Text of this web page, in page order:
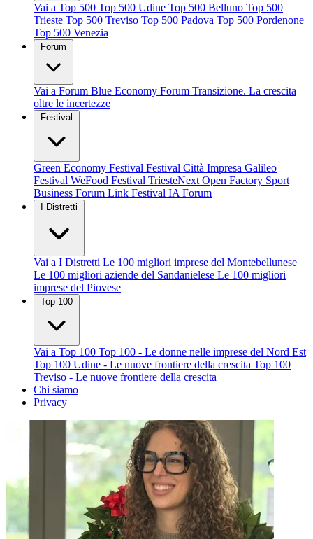
Vai a Top 500 Top 500 Udine Top 500 Belluno Top 500
Trieste Top 500 Treviso Top 500 Padova Top 500 Pordenone
Top 500 Venezia
Forum
Vai a Forum Blue Economy Forum Transizione. La crescita
oltre le incertezze
Festival
Green Economy Festival Festival Città Impresa Galileo
Festival WeFood Festival TriesteNext Open Factory Sport
Business Forum Link Festival IA Forum
I Distretti
Vai a I Distretti Le 100 migliori imprese del Montebellunese
Le 100 migliori aziende del Sandanielese Le 100 migliori
imprese del Piovese
Top 100
Vai a Top 100 Top 100 - Le donne nelle imprese del Nord Est
Top 100 Udine - Le nuove frontiere della crescita Top 100
Treviso - Le nuove frontiere della crescita
Chi siamo
Privacy